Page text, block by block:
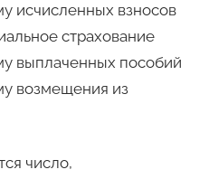
исчисленных взносов
страхование
выплаченных пособий
возмещения из
число,